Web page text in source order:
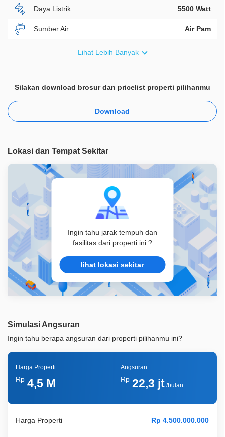
Daya Listrik 5500 Watt
Sumber Air Air Pam
Legalitas SHM
Lihat Lebih Banyak
Silakan download brosur dan pricelist properti pilihanmu
Download
Lokasi dan Tempat Sekitar
Ingin tahu jarak tempuh dan
fasilitas dari properti ini ?
lihat lokasi sekitar
Simulasi Angsuran
Ingin tahu berapa angsuran dari properti pilihanmu ini?
Harga Properti
Harga Properti
Rp 4,5 M
Angsuran
Rp 22,3 jt/bulan